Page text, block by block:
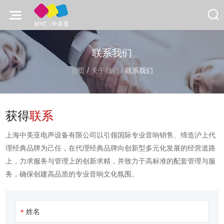
联系我们
首页/ 关于我们 /联系我们
获得联系
上海中美亚电声设备有限公司以引领国际专业音响销售、缔造沪上代
理经典品牌为己任，在代理经典品牌向创新型多元化发展的经营道路
上，力求服务与管理上的创新求精，并致力于高标准的配套管理与服
务，确保创建高品质的专业音响文化氛围。